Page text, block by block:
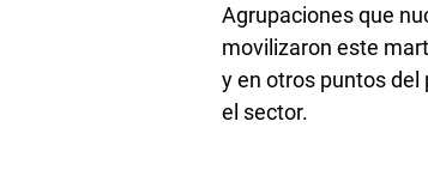
Agrupaciones que
movilizaron este
y en otros puntos del
el sector.